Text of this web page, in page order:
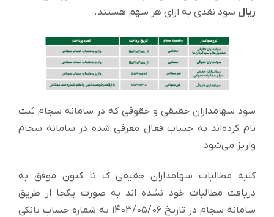
ریال سود نقدی به ازای هر سهم هستند.
سود سهامداران حقیقی و حقوقی که در سامانه سجام ثبت
نام کرده‌اند به حساب فعال معرفی شده در سامانه سجام
واریز می‌شود.
کلیه مطالبات سهامداران حقیقی ک تا کنون موفق به
دریافت مطالبات خود نشده اند به صورت یکجا از طریق
سامانه سجام در تاریخ 1403/05/06 به شماره حساب بانکی